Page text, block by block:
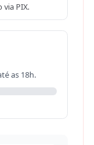
PIX.
as 18h.